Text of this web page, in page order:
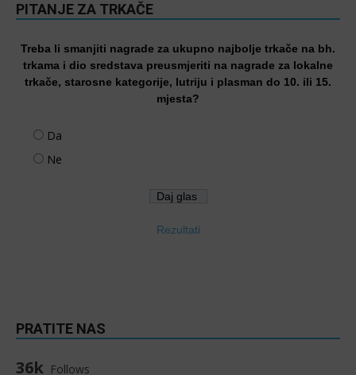
PITANJE ZA TRKAČE
Treba li smanjiti nagrade za ukupno najbolje trkače na bh.
trkama i dio sredstava preusmjeriti na nagrade za lokalne
trkače, starosne kategorije, lutriju i plasman do 10. ili 15.
mjesta?
Da
Ne
Rezultati
PRATITE NAS
36k Follows